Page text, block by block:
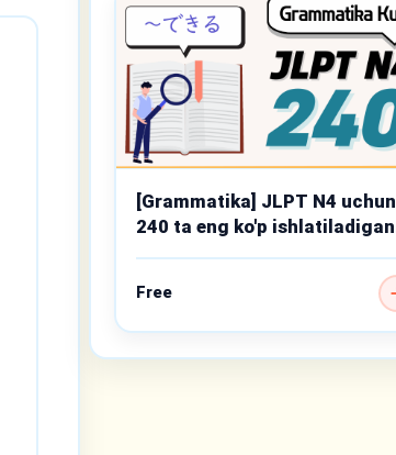
[Grammatika] JLPT N4 uchun
240 ta eng ko'p ishlatiladigan
punktlar
Free